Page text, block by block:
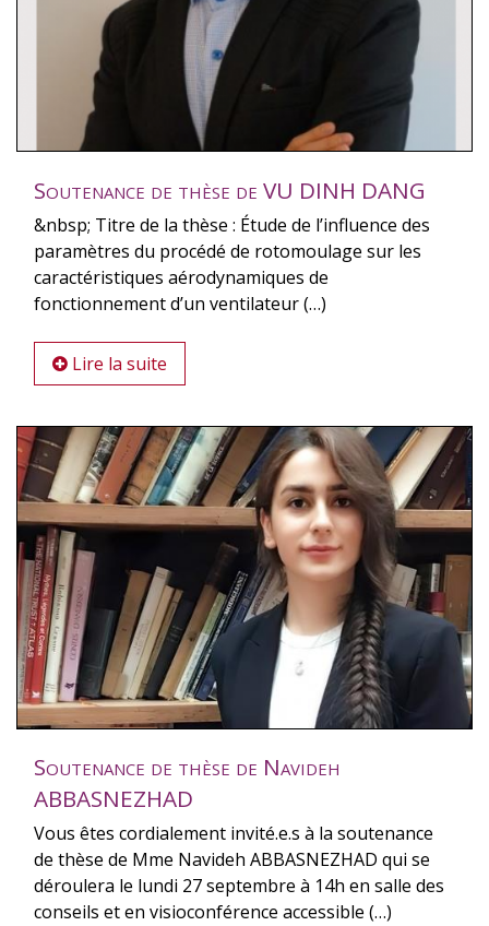
Soutenance de thèse de VU DINH DANG
&nbsp; Titre de la thèse : Étude de l’influence des
paramètres du procédé de rotomoulage sur les
caractéristiques aérodynamiques de
fonctionnement d’un ventilateur (…)
Lire la suite
Soutenance de thèse de Navideh
ABBASNEZHAD
Vous êtes cordialement invité.e.s à la soutenance
de thèse de Mme Navideh ABBASNEZHAD qui se
déroulera le lundi 27 septembre à 14h en salle des
conseils et en visioconférence accessible (…)